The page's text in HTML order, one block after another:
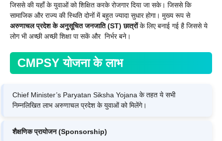
जिससे की यहाँ के युवाओं को शिक्षित करके रोजगार दिया जा सके। जिससे कि
सामाजिक और राज्य की स्थिति दोनों में बहुत ज्यादा सुधार होगा। मुख्य रूप से
अरुणाचल प्रदेश के अनुसूचित जनजाति (ST) छात्रोंके लिए बनाई गई है जिससे ये
लोग भी अच्छी अच्छी शिक्षा पा सकें और निर्भर बने।
CMPSYयोजना के लाभ
Chief Minister’s Paryatan Siksha Yojana के तहत ये सभी
निम्नलिखित लाभ अरुणाचल प्रदेश के युवाओं को मिलेंगे।
शैक्षणिक प्रायोजन (Sponsorship)